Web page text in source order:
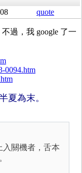
quote
過，我 google 了一
0094.htm
夏為末。
入關機者，舌本